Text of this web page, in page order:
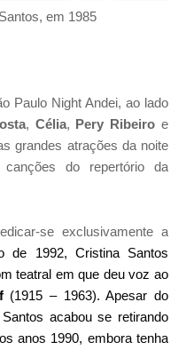
em 1985
Paulo Night Andei, ao lado
, Célia, Pery Ribeiroe
grandes atrações da noite
do repertório da
se exclusivamente a
de 1992, Cristina Santos
teatral em que deu voz ao
(1915 – 1963). Apesar do
acabou se retirando
anos 1990, embora tenha